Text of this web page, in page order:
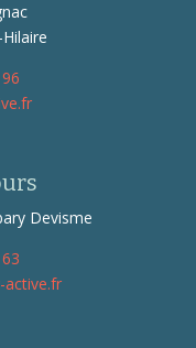
Devisme
active.fr